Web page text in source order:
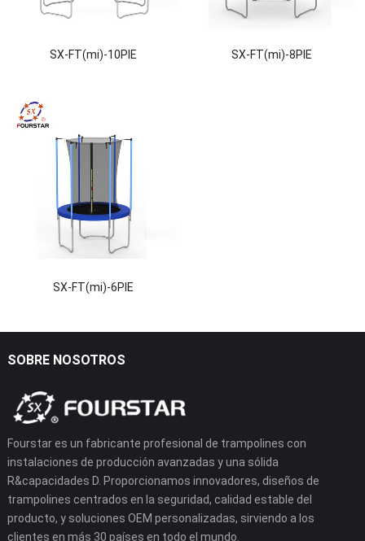
SX-FT(mi)-10PIE SX-FT(mi)-8PIE
SX-FT(mi)-6PIE
SOBRE NOSOTROS
Fourstar es un fabricante profesional de trampolines con
instalaciones de producción avanzadas y una sólida
R&capacidades D. Proporcionamos innovadores, diseños de
trampolines centrados en la seguridad, calidad estable del
producto, y soluciones OEM personalizadas, sirviendo a los
clientes en más 30 países en todo el mundo.